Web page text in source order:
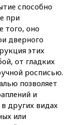
способно
при
того, оно
дверного
этих
от гладких
росписью.
позволяет
и
других видах
или